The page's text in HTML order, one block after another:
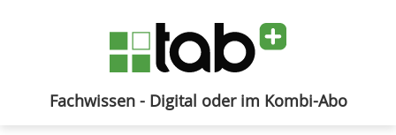
Fachwissen - Digital oder im Kombi-Abo